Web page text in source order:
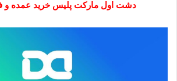
دشت اول مارکت پلیس خرید عمده